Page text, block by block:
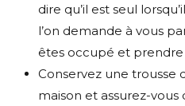
dire qu’il est seul
l’on demande à vous
êtes occupé et prendre
Conservez une trousse
maison et assurez-